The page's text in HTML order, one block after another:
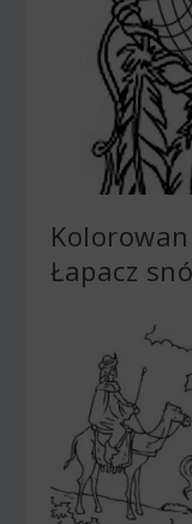
Łapacz